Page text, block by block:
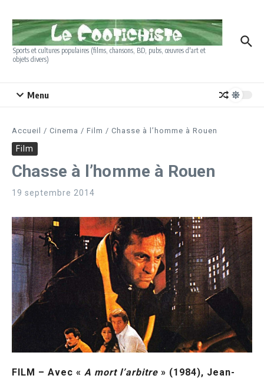
Sports et cultures populaires (films, chansons, BD, pubs, œuvres d'art et
objets divers)
Menu
Accueil / Cinema / Film / Chasse à l’homme à Rouen
Film
Chasse à l’homme à Rouen
19 septembre 2014
FILM – Avec « A mort l’arbitre » (1984), Jean-